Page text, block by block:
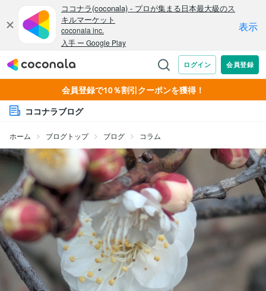
会員登録で10％割引クーポンを獲得！
ココナラブログ
ホーム ブログトップ ブログ コラム